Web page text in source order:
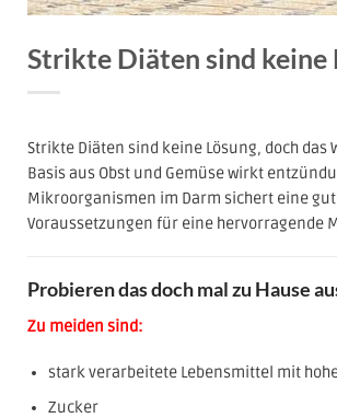
Strikte Diäten sind keine
Strikte Diäten sind keine Lösung, doch
Basis aus Obst und Gemüse wirkt
Mikroorganismen im Darm sichert eine
Voraussetzungen für eine hervorragende
Probieren das doch mal zu Hause
Zu meiden sind:
stark verarbeitete Lebensmittel mit
Zucker